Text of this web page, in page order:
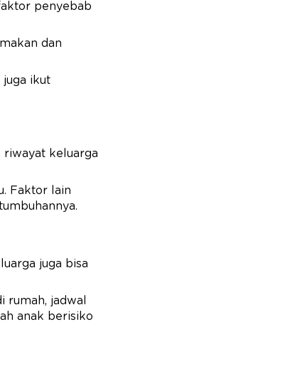
penyebab
dan
juga ikut
riwayat keluarga
Faktor lain
juga bisa
rumah, jadwal
anak berisiko